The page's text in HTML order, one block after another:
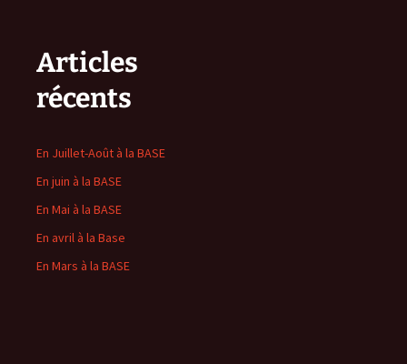
Articles
récents
En Juillet-Août à la BASE
En juin à la BASE
En Mai à la BASE
En avril à la Base
En Mars à la BASE